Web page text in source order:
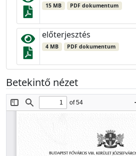
15 MB PDF dokumentum
előterjesztés
4 MB PDF dokumentum
Betekintő nézet